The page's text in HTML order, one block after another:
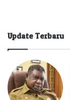
Update Terbaru